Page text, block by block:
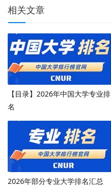
相关文章
【目录】2026年中国大学专业排
名
2026年部分专业大学排名汇总